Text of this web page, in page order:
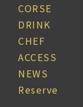
CORSE
DRINK
CHEF
ACCESS
NEWS
Reserve